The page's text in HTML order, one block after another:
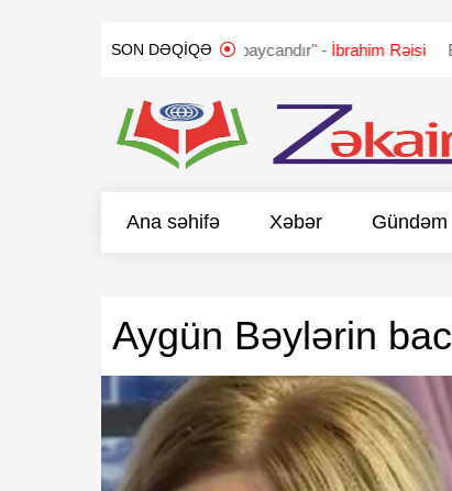
SON DƏQIQƏ
"Qarabağ Azərbaycandır" - İbrahim Rəisi Bizim
Ana səhifə Xəbər Gündəm
Aygün Bəylərin